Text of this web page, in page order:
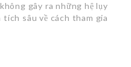
gây ra những hệ lụy
sâu về cách tham gia